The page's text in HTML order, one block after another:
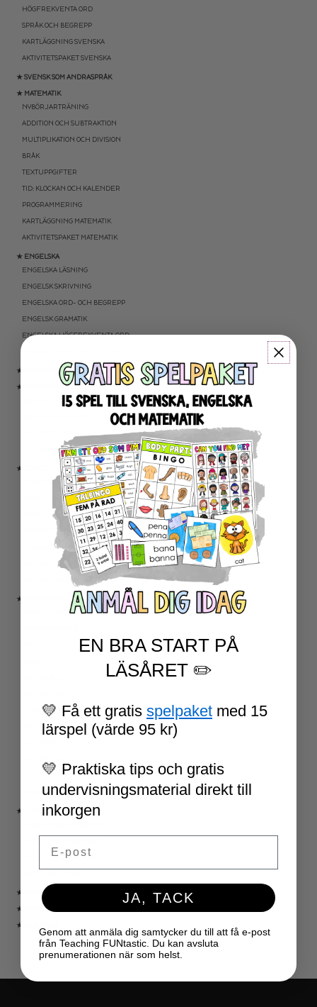
HÖGFREKVENTA ORD
SPRÅK OCH BEGREPP
KARTLÄGGNING SVENSKA
AKTIVITETSPAKET SVENSKA
★ SVENSK SOM ANDRASPRÅK
★ MATEMATIK
NYBÖRJARTRÄNING
ADDITION OCH SUBTRAKTION
MULTIPLIKATION OCH DIVISION
BRÅK
TEXTUPPGIFTER
TID: KLOCKAN OCH KALENDER
PROGRAMMERING
KARTLÄGGNING MATEMATIK
AKTIVITETSPAKET MATEMATIK
★ ENGELSKA
ENGELSKA LÄSNING
ENGELSK SKRIVNING
ENGELSKA ORD- OCH BEGREPP
ENGELSK GRAMATIK
ENGELSKA HÖGFREKVENTA ORD
★ UTOMHUSPEDAGOGIK
★ ANDRA ÄMNEN
SOCIALA FÄRDIGHETER
RELIGIONSKUNSKAP
★ SERIER
ESCAPE ROOMS
UPPGIFTSKORT SVENSKA
NIVÅINDELADE LÄSTEXTER
LÄSKORT FAKTA
VI SKRIVER
SPRÅKSPIRALEN
MATTESPIRALEN
★ SÄSONG OCH HÖGTIDER
100 SKOLDAGAR
TERMINSAVSLUT
SKOLSTART
★ LÄRARVERKTYG
KLASSRUMSORGANISATION
★ SPEL
★ GRATIS
★ LICENSER
EN BRA START PÅ
LÄSÅRET ✏️
💛 Få ett gratis spelpaket med 15
lärspel (värde 95 kr)
💛 Praktiska tips och gratis
undervisningsmaterial direkt till
inkorgen
JA, TACK
Genom att anmäla dig samtycker du till att få e-post
från Teaching FUNtastic. Du kan avsluta
prenumerationen när som helst.